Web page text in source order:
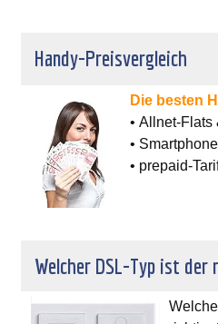
Handy-Preisvergleich
Die besten
• Allnet-Flats
•
• prepaid-
Welcher DSL-Typ ist der